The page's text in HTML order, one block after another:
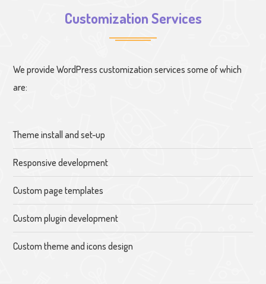
Customization Services
We provide WordPress customization services some of which
are:
Theme install and set-up
Responsive development
Custom page templates
Custom plugin development
Custom theme and icons design